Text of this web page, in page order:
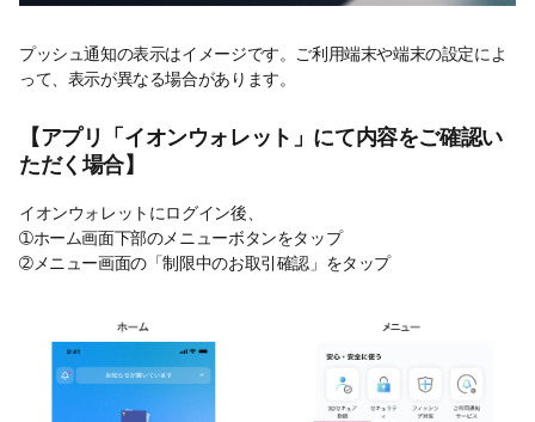
プッシュ通知の表示はイメージです。ご利用端末や端末の設定によ
って、表示が異なる場合があります。
【アプリ「イオンウォレット」にて内容をご確認い
ただく場合】
イオンウォレットにログイン後、
➀ホーム画面下部のメニューボタンをタップ
➁メニュー画面の「制限中のお取引確認」をタップ